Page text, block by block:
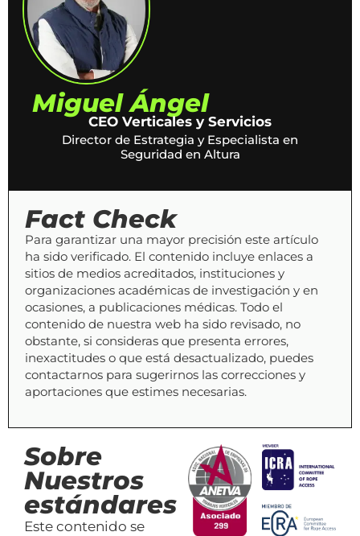
Miguel Ángel
CEO Verticales y Servicios
Director de Estrategia y Especialista en
Seguridad en Altura
Fact Check
Para garantizar una mayor precisión este artículo
ha sido verificado. El contenido incluye enlaces a
sitios de medios acreditados, instituciones y
organizaciones académicas de investigación y en
ocasiones, a publicaciones médicas. Todo el
contenido de nuestra web ha sido revisado, no
obstante, si consideras que presenta errores,
inexactitudes o que está desactualizado, puedes
contactarnos para sugerirnos las correcciones y
aportaciones que estimes necesarias.
Sobre
Nuestros
estándares
Este contenido se